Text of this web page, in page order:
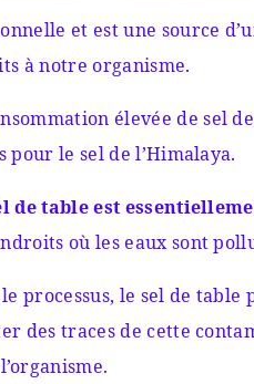
et est une source
à notre organisme.
élevée de sel
pour le sel de l’Himalaya.
de table est
où les eaux sont
processus, le sel de
des traces de cette